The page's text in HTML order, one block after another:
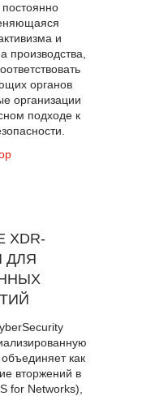
постоянно
и
производства,
органов
организации
подходе к
ДЛЯ
как
вторжений в
for Networks),